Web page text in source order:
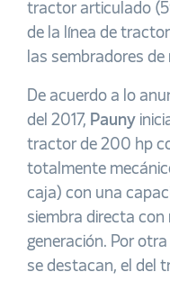
tractor articulado
de la línea de
las sembradores
De acuerdo a lo
del 2017, Pauny
tractor de 200 hp
totalmente
caja) con una
siembra directa con
generación. Por
se destacan, el del